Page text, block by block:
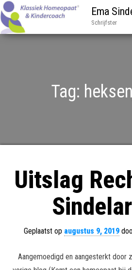
Ema
Schrijfster
Tag:
Uitslag
Geplaatst op augustus 9, 2019
Aangemoedigd en aangesterkt door